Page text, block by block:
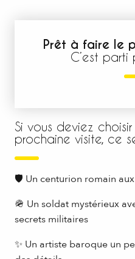
Prêt à faire le
C’est parti
Si vous deviez
prochaine visite, ce
🛡 Un centurion romain
🪖 Un soldat mystérieux
secrets militaires
✨ Un artiste baroque un